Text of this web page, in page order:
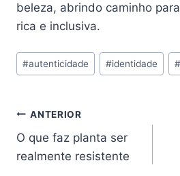
beleza, abrindo caminho
rica e inclusiva.
Tags
do
#autenticidade #identidade #
Navegação
de
ANTERIOR
O que faz planta ser
realmente resistente